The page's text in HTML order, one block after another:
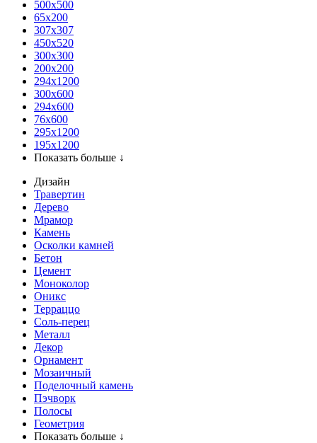
500x500
65x200
307x307
450x520
300x300
200x200
294x1200
300x600
294x600
76х600
295х1200
195х1200
Показать больше ↓
Дизайн
Травертин
Дерево
Мрамор
Камень
Осколки камней
Бетон
Цемент
Моноколор
Оникс
Терраццо
Соль-перец
Металл
Декор
Орнамент
Мозаичный
Поделочный камень
Пэчворк
Полосы
Геометрия
Показать больше ↓